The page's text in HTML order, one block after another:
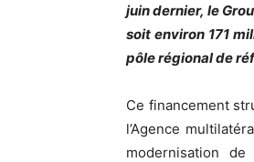
juin dernier, le
soit environ 171
pôle régional de
Ce financement
l’Agence
modernisation